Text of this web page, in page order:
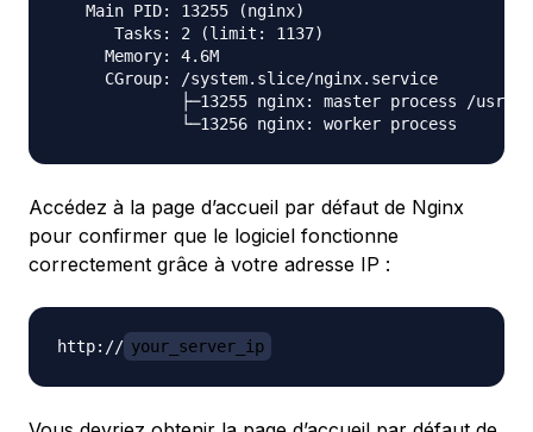
   Main PID: 13255 (nginx)
      Tasks: 2 (limit: 1137)
     Memory: 4.6M
     CGroup: /system.slice/nginx.service
├─13255 nginx: master process /usr/
Accédez à la page d’accueil par défaut de Nginx
pour confirmer que le logiciel fonctionne
correctement grâce à votre adresse IP :
http:// your_server_ip